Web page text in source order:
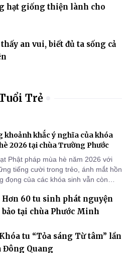
hạt giống thiện lành cho
an vui, biết đủ ta sống cả
Trẻ
khoảnh khắc ý nghĩa của khóa
2026 tại chùa Trường Phước
Phật pháp mùa hè năm 2026 với
tiếng cười trong trẻo, ánh mắt hồn
đọng của các khóa sinh vẫn còn
ngủi nhưng đã trở thành hành
giống thiện l
Hơn 60 tu sinh phát nguyện
bảo tại chùa Phước Minh
tu “Tỏa sáng Từ tâm” lần
Quang